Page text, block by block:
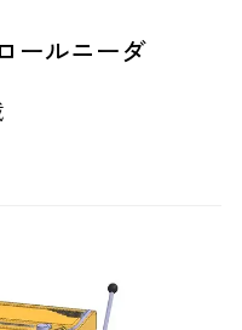
ールニーダ